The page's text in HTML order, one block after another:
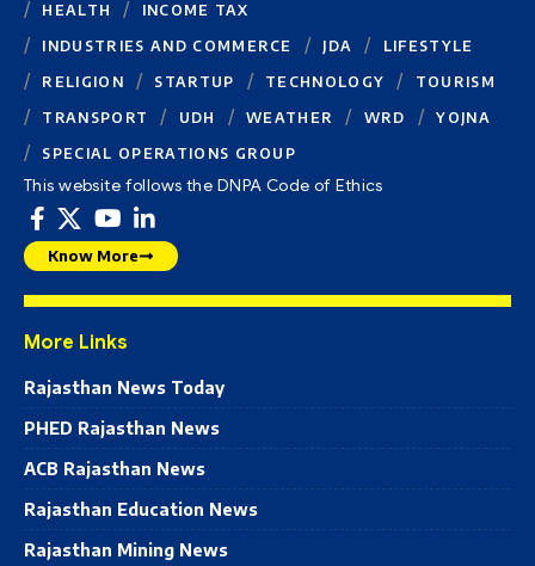
HEALTH
INCOME TAX
INDUSTRIES AND COMMERCE
JDA
LIFESTYLE
RELIGION
STARTUP TECHNOLOGY
TOURISM
TRANSPORT
UDH WEATHER WRD
YOJNA
SPECIAL OPERATIONS GROUP
This website follows the DNPA Code of Ethics
Know More
More Links
Rajasthan News Today
PHED Rajasthan News
ACB Rajasthan News
Rajasthan Education News
Rajasthan Mining News